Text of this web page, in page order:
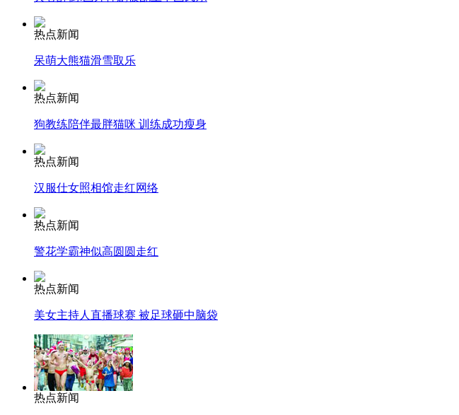
纽约上演“枕头大战”
热点新闻
呆萌大熊猫滑雪取乐
热点新闻
狗教练陪伴最胖猫咪 训练成功瘦身
热点新闻
汉服仕女照相馆走红网络
热点新闻
警花学霸神似高圆圆走红
热点新闻
美女主持人直播球赛 被足球砸中脑袋
热点新闻